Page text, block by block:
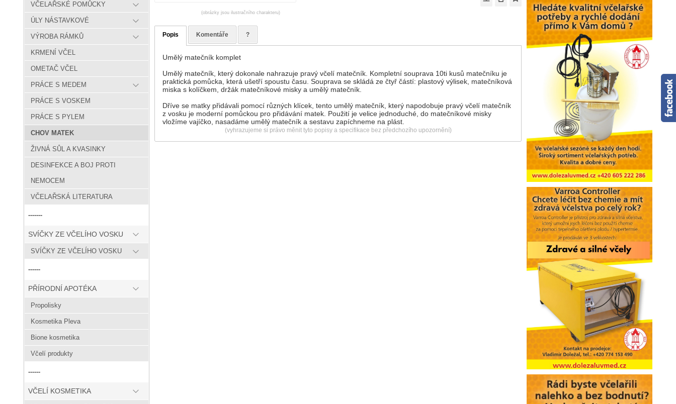
VČELAŘSKÉ POMŮCKY
ÚLY NÁSTAVKOVÉ
VÝROBA RÁMKŮ
KRMENÍ VČEL
OMETAČ VČEL
PRÁCE S MEDEM
PRÁCE S VOSKEM
PRÁCE S PYLEM
CHOV MATEK
ŽIVNÁ SŮL A KVASINKY
DESINFEKCE A BOJ PROTI
NEMOCEM
VČELAŘSKÁ LITERATURA
-------
SVÍČKY ZE VČELÍHO VOSKU
SVÍČKY ZE VČELÍHO VOSKU
------
PŘÍRODNÍ APOTÉKA
Propolisky
Kosmetika Pleva
Bione kosmetika
Včelí produkty
------
VČELÍ KOSMETIKA
(obrázky jsou ilustračního charakteru)
Popis Komentáře ?
Umělý matečník komplet
Umělý matečník, který dokonale nahrazuje pravý včelí matečník. Kompletní souprava 10ti kusů matečníku je
praktická pomůcka, která ušetří spoustu času. Souprava se skládá ze čtyř částí: plastový výlisek, matečníková
miska s kolíčkem, držák matečníkové misky a umělý matečník.
Dříve se matky přidávali pomocí různých klícek, tento umělý matečník, který napodobuje pravý včelí matečník
z vosku je moderní pomůckou pro přidávání matek. Použití je velice jednoduché, do matečníkové misky
vložíme vajíčko, nasadáme umělý matečník a sestavu zapíchneme na plást.
(vyhrazujeme si právo měnit tyto popisy a specifikace bez předchozího upozornění)